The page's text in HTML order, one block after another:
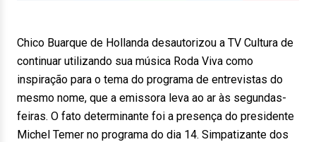
Chico Buarque de Hollanda desautorizou a TV Cultura de
continuar utilizando sua música Roda Viva como
inspiração para o tema do programa de entrevistas do
mesmo nome, que a emissora leva ao ar às segundas-
feiras. O fato determinante foi a presença do presidente
Michel Temer no programa do dia 14. Simpatizante dos